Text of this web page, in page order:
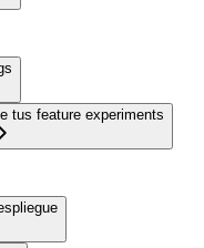
tus feature experiments